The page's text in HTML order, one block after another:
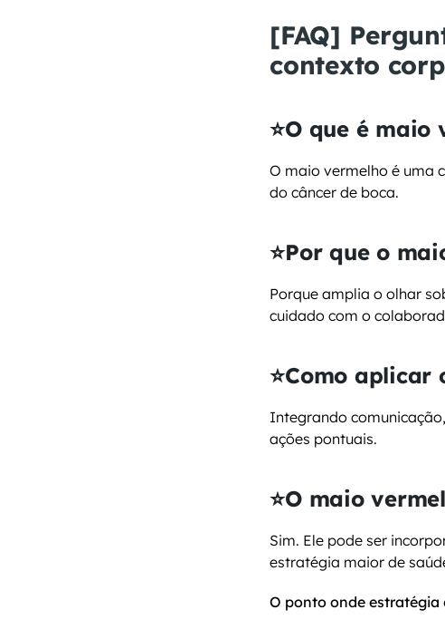
[FAQ]
contexto
⭐O que é maio
O maio vermelho é uma
do câncer de boca.
⭐Por que o
Porque amplia o olhar
cuidado com o
⭐Como aplicar
Integrando
ações pontuais.
⭐O maio
Sim. Ele pode ser
estratégia maior de
O ponto onde estratégia